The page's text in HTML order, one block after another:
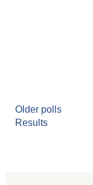
Older polls
Results